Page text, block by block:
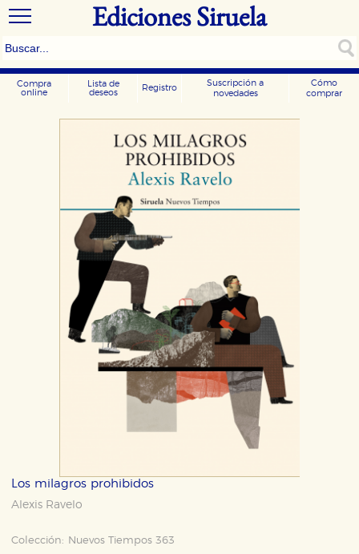
Ediciones Siruela
Compra
online
Lista de
deseos
Registro
Suscripción a
novedades
Cómo
comprar
Los milagros prohibidos
Alexis Ravelo
Colección:
Nuevos Tiempos 363